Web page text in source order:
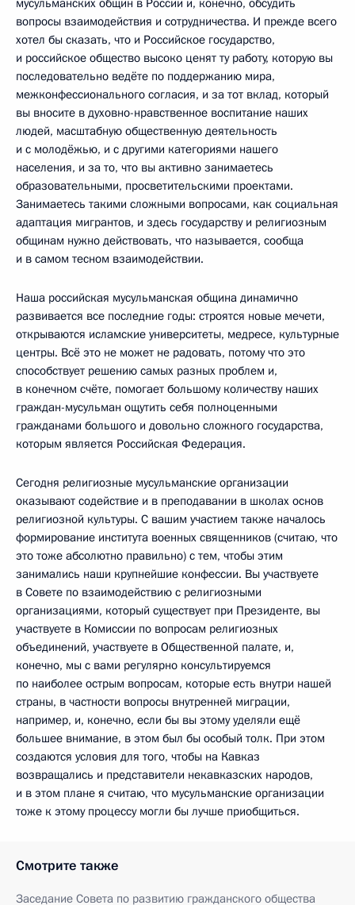
вопросы взаимодействия и сотрудничества. И прежде всего
хотел бы сказать, что и Российское государство,
и российское общество высоко ценят ту работу, которую вы
последовательно ведёте по поддержанию мира,
межконфессионального согласия, и за тот вклад, который
вы вносите в духовно-нравственное воспитание наших
людей, масштабную общественную деятельность
и с молодёжью, и с другими категориями нашего
населения, и за то, что вы активно занимаетесь
образовательными, просветительскими проектами.
Занимаетесь такими сложными вопросами, как социальная
адаптация мигрантов, и здесь государству и религиозным
общинам нужно действовать, что называется, сообща
и в самом тесном взаимодействии.
Наша российская мусульманская община динамично
развивается все последние годы: строятся новые мечети,
открываются исламские университеты, медресе, культурные
центры. Всё это не может не радовать, потому что это
способствует решению самых разных проблем и,
в конечном счёте, помогает большому количеству наших
граждан-мусульман ощутить себя полноценными
гражданами большого и довольно сложного государства,
которым является Российская Федерация.
Сегодня религиозные мусульманские организации
оказывают содействие и в преподавании в школах основ
религиозной культуры. С вашим участием также началось
формирование института военных священников (считаю, что
это тоже абсолютно правильно) с тем, чтобы этим
занимались наши крупнейшие конфессии. Вы участвуете
в Совете по взаимодействию с религиозными
организациями, который существует при Президенте, вы
участвуете в Комиссии по вопросам религиозных
объединений, участвуете в Общественной палате, и,
конечно, мы с вами регулярно консультируемся
по наиболее острым вопросам, которые есть внутри нашей
страны, в частности вопросы внутренней миграции,
например, и, конечно, если бы вы этому уделяли ещё
большее внимание, в этом был бы особый толк. При этом
создаются условия для того, чтобы на Кавказ
возвращались и представители некавказских народов,
и в этом плане я считаю, что мусульманские организации
тоже к этому процессу могли бы лучше приобщиться.
Смотрите также
Заседание Совета по развитию гражданского общества